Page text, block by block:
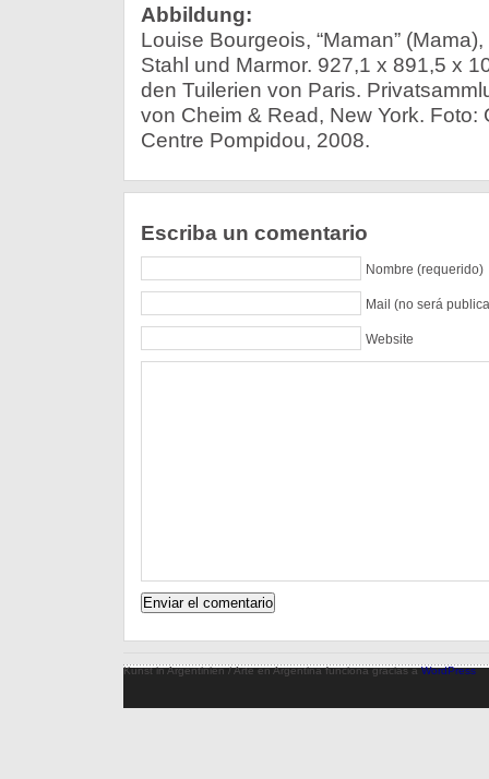
Abbildung:
Louise Bourgeois, “Maman”
Stahl und Marmor. 927,1 x 891,5 x
den Tuilerien von Paris.
von Cheim & Read, New York. Foto:
Centre Pompidou, 2008.
Escriba un comentario
Nombre (requerido)
Mail (no será
Website
Kunst in Argentinien / Arte en Argentina funciona gracias aWordPress